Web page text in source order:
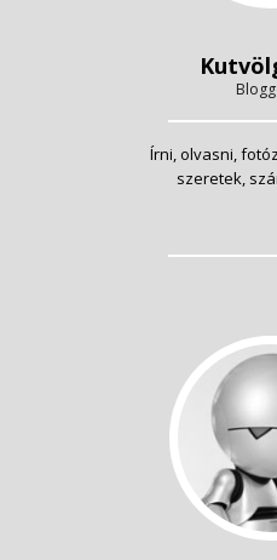
Írni, olvasni,
szeretek,